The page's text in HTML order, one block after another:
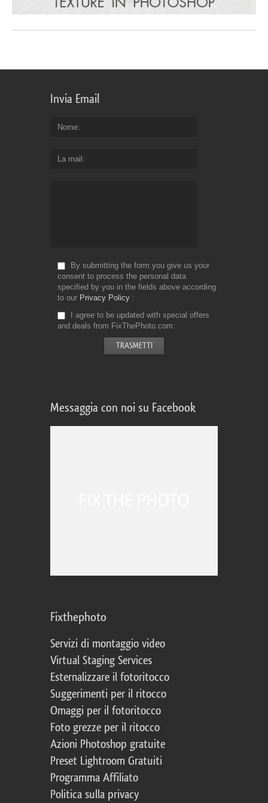
Invia Email
Nome
La mail
By submitting the form you give us your
consent to process the personal data
specified by you in the fields above according
to our Privacy Policy
I agree to be updated with special offers
and deals from FixThePhoto.com
Messaggia con noi su Facebook
Fixthephoto
Servizi di montaggio video
Virtual Staging Services
Esternalizzare il fotoritocco
Suggerimenti per il ritocco
Omaggi per il fotoritocco
Foto grezze per il ritocco
Azioni Photoshop gratuite
Preset Lightroom Gratuiti
Programma Affiliato
Politica sulla privacy